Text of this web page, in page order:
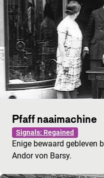
Pfaff naaimachine
Signals: Regained
Enige bewaard gebleven
Andor von Barsy.